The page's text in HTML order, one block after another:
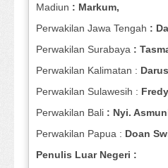
Madiun : Markum,
Perwakilan Jawa Tengah :
Perwakilan Surabaya :
Perwakilan Kalimatan :
Perwakilan Sulawesih :
Perwakilan Bali : Nyi.
Perwakilan Papua : Doan
Penulis Luar Negeri :